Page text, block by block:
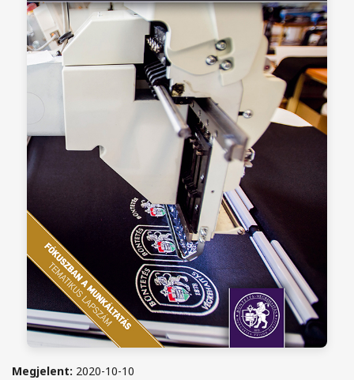
Megjelent: 2020-10-10